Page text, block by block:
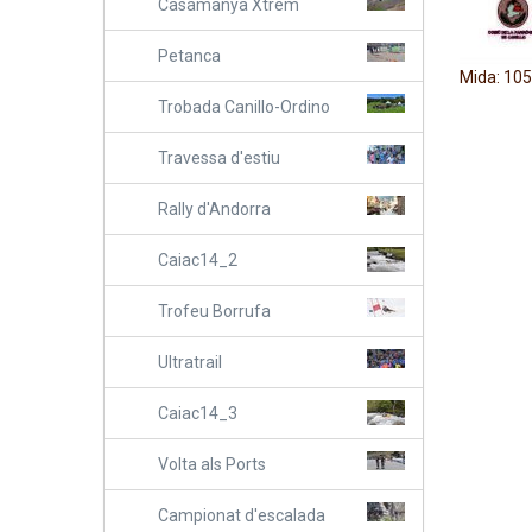
Casamanya Xtrem
Petanca
Trobada Canillo-Ordino
Travessa d'estiu
Rally d'Andorra
Caiac14_2
Trofeu Borrufa
Ultratrail
Caiac14_3
Volta als Ports
Campionat d'escalada
Feu clic
Mida: